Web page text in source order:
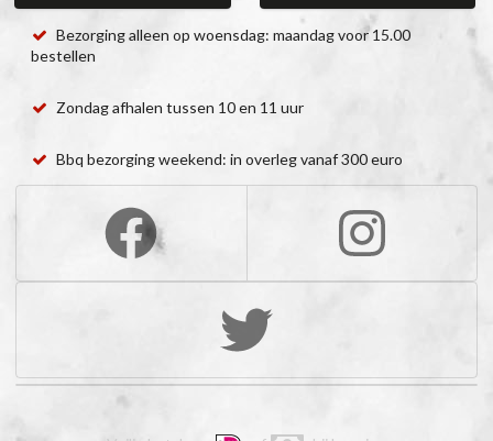
Bezorging alleen op woensdag: maandag voor 15.00
bestellen
Zondag afhalen tussen 10 en 11 uur
Bbq bezorging weekend: in overleg vanaf 300 euro